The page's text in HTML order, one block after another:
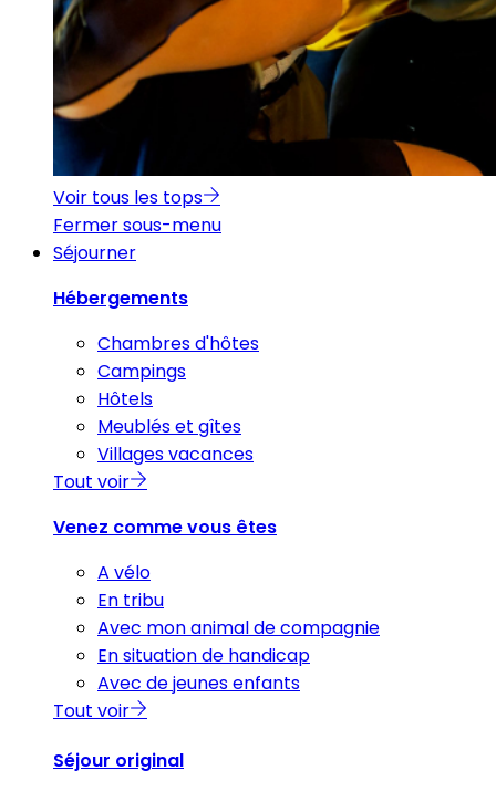
Voir tous les tops
Fermer sous-menu
Séjourner
Hébergements
Chambres d'hôtes
Campings
Hôtels
Meublés et gîtes
Villages vacances
Tout voir
Venez comme vous êtes
A vélo
En tribu
Avec mon animal de compagnie
En situation de handicap
Avec de jeunes enfants
Tout voir
Séjour original